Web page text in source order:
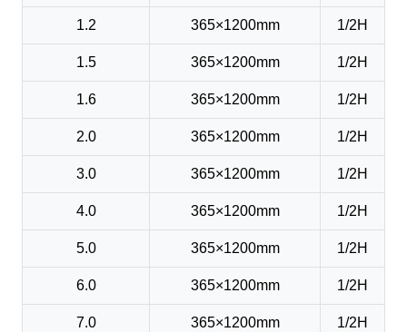
1.2 365×1200mm 1/2H
1.5 365×1200mm 1/2H
1.6 365×1200mm 1/2H
2.0 365×1200mm 1/2H
3.0 365×1200mm 1/2H
4.0 365×1200mm 1/2H
5.0 365×1200mm 1/2H
6.0 365×1200mm 1/2H
7.0 365×1200mm 1/2H